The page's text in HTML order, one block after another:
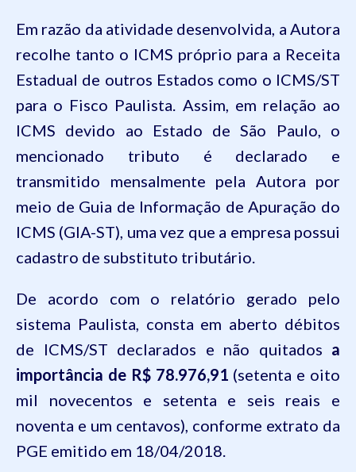
Em razão da atividade desenvolvida, a Autora
recolhe tanto o ICMS próprio para a Receita
Estadual de outros Estados como o ICMS/ST
para o Fisco Paulista. Assim, em relação ao
ICMS devido ao Estado de São Paulo, o
mencionado tributo é declarado e
transmitido mensalmente pela Autora por
meio de Guia de Informação de Apuração do
ICMS (GIA-ST), uma vez que a empresa possui
cadastro de substituto tributário.
De acordo com o relatório gerado pelo
sistema Paulista, consta em aberto débitos
de ICMS/ST declarados e não quitados a
importância de R$ 78.976,91 (setenta e oito
mil novecentos e setenta e seis reais e
noventa e um centavos), conforme extrato da
PGE emitido em 18/04/2018.